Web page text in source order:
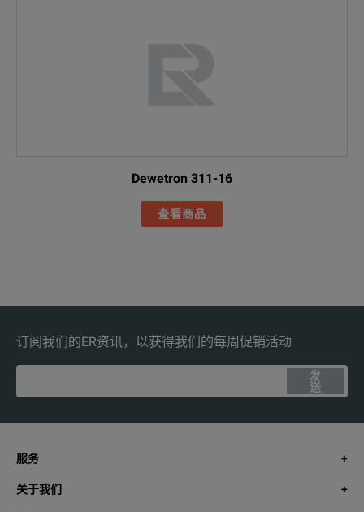
Dewetron 311-16
查看商品
订阅我们的ER资讯，以获得我们的每周促销活动
发
送
服务
关于我们